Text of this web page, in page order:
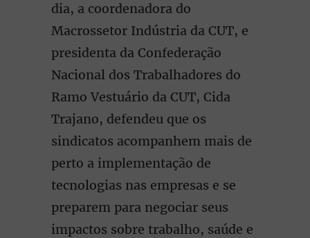
dia, a coordenadora do
Macrossetor Indústria da CUT, e
presidenta da Confederação
Nacional dos Trabalhadores do
Ramo Vestuário da CUT, Cida
Trajano, defendeu que os
sindicatos acompanhem mais de
perto a implementação de
tecnologias nas empresas e se
preparem para negociar seus
impactos sobre trabalho, saúde e